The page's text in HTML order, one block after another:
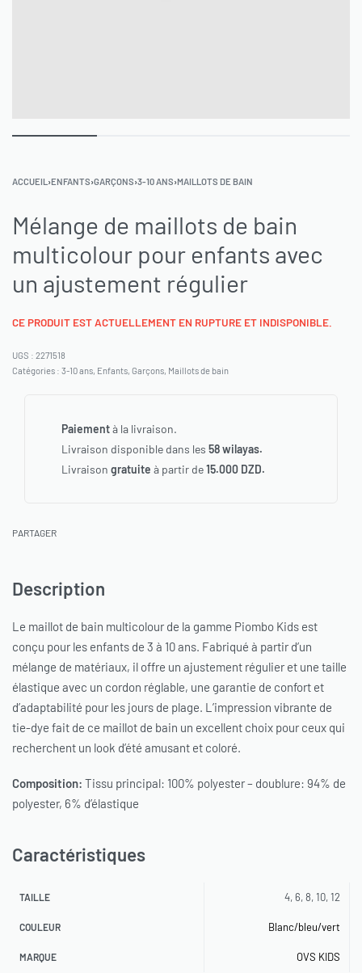
ACCUEIL ›ENFANTS›GARÇONS›3-10 ANS›MAILLOTS DE BAIN
Mélange de maillots de bain
multicolour pour enfants avec
un ajustement régulier
CE PRODUIT EST ACTUELLEMENT EN RUPTURE ET INDISPONIBLE.
2271518
Catégories : 3-10 ans, Enfants, Garçons, Maillots de bain
Paiementà la livraison.
Livraison disponible dans les 58 wilayas.
Livraison gratuite à partir de15.000 DZD.
PARTAGER
Description
Le maillot de bain multicolour de la gamme Piombo Kids est
conçu pour les enfants de 3 à 10 ans. Fabriqué à partir d’un
mélange de matériaux, il offre un ajustement régulier et une taille
élastique avec un cordon réglable, une garantie de confort et
d’adaptabilité pour les jours de plage. L’impression vibrante de
tie-dye fait de ce maillot de bain un excellent choix pour ceux qui
recherchent un look d’été amusant et coloré.
Composition: Tissu principal: 100% polyester – doublure: 94% de
polyester, 6% d’élastique
Caractéristiques
TAILLE 4, 6, 8, 10, 12
COULEUR Blanc/bleu/vert
MARQUE OVS KIDS